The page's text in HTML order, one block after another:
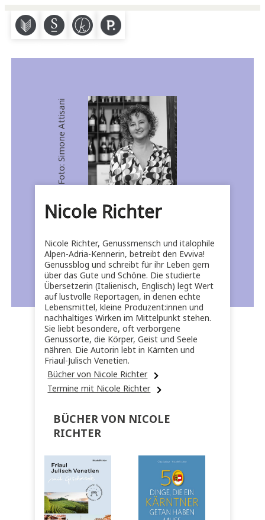
M S K P
Foto: Simone Attisani
Nicole Richter
Nicole Richter, Genussmensch und italophile
Alpen-Adria-Kennerin, betreibt den Evviva!
Genussblog und schreibt für ihr Leben gern
über das Gute und Schöne. Die studierte
Übersetzerin (Italienisch, Englisch) legt Wert
auf lustvolle Reportagen, in denen echte
Lebensmittel, kleine Produzent:innen und
nachhaltiges Wirken im Mittelpunkt stehen.
Sie liebt besondere, oft verborgene
Genussorte, die Körper, Geist und Seele
nähren. Die Autorin lebt in Kärnten und
Friaul-Julisch Venetien.
Bücher von Nicole Richter
Termine mit Nicole Richter
BÜCHER VON NICOLE
RICHTER